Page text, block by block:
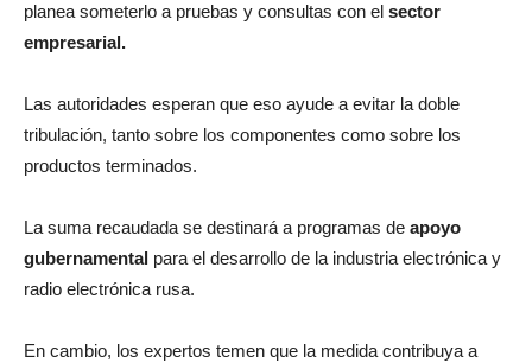
planea someterlo a pruebas y consultas con el sector
empresarial.
Las autoridades esperan que eso ayude a evitar la doble
tribulación, tanto sobre los componentes como sobre los
productos terminados.
La suma recaudada se destinará a programas de apoyo
gubernamental para el desarrollo de la industria electrónica y
radio electrónica rusa.
En cambio, los expertos temen que la medida contribuya a